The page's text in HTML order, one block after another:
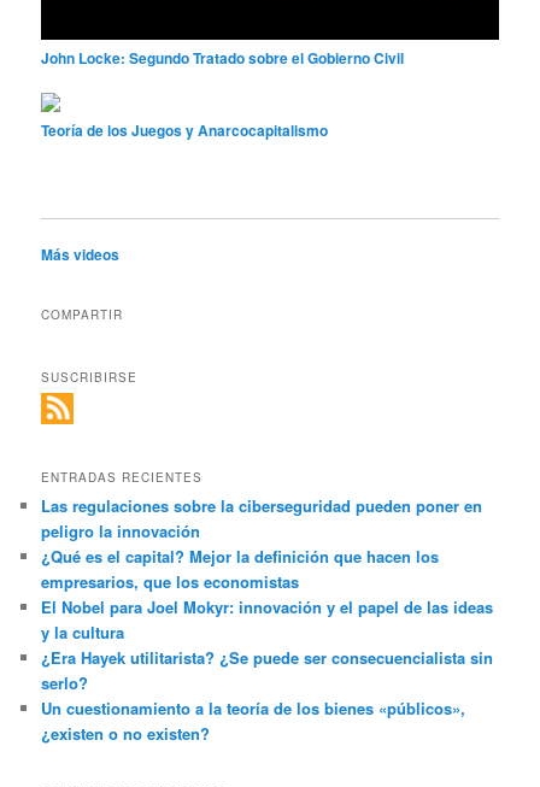
John Locke: Segundo Tratado sobre el Gobierno Civil
Teoría de los Juegos y Anarcocapitalismo
Más videos
COMPARTIR
SUSCRIBIRSE
ENTRADAS RECIENTES
Las regulaciones sobre la ciberseguridad pueden poner en
peligro la innovación
¿Qué es el capital? Mejor la definición que hacen los
empresarios, que los economistas
El Nobel para Joel Mokyr: innovación y el papel de las ideas
y la cultura
¿Era Hayek utilitarista? ¿Se puede ser consecuencialista sin
serlo?
Un cuestionamiento a la teoría de los bienes «públicos»,
¿existen o no existen?